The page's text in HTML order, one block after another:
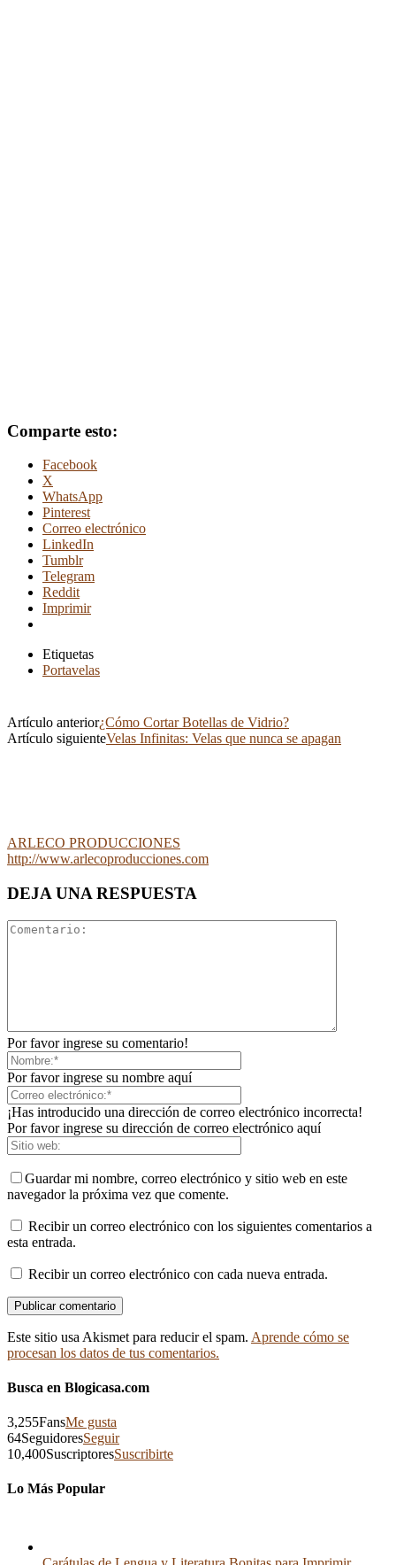
Comparte esto:
Facebook
X
WhatsApp
Pinterest
Correo electrónico
LinkedIn
Tumblr
Telegram
Reddit
Imprimir
Etiquetas
Portavelas
Artículo anterior¿Cómo Cortar Botellas de Vidrio?
Artículo siguienteVelas Infinitas: Velas que nunca se apagan
ARLECO PRODUCCIONES
http://www.arlecoproducciones.com
DEJA UNA RESPUESTA
Por favor ingrese su comentario!
Por favor ingrese su nombre aquí
¡Has introducido una dirección de correo electrónico incorrecta!
Por favor ingrese su dirección de correo electrónico aquí
Guardar mi nombre, correo electrónico y sitio web en este
navegador la próxima vez que comente.
Recibir un correo electrónico con los siguientes comentarios a
esta entrada.
Recibir un correo electrónico con cada nueva entrada.
Este sitio usa Akismet para reducir el spam. Aprende cómo se
procesan los datos de tus comentarios.
Busca en Blogicasa.com
3,255FansMe gusta
64SeguidoresSeguir
10,400SuscriptoresSuscribirte
Lo Más Popular